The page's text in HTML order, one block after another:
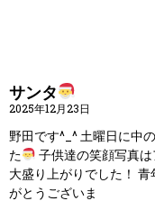
サンタ
2025年12月23日
野田です^_^ 土曜日に中
た
子供達の笑顔写真
大盛り上がりでした！
がとうございま